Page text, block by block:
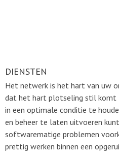
DIENSTEN
Het netwerk is het hart van uw
dat het hart plotseling stil komt
in een optimale conditie te
en beheer te laten uitvoeren
softwarematige problemen
prettig werken binnen een